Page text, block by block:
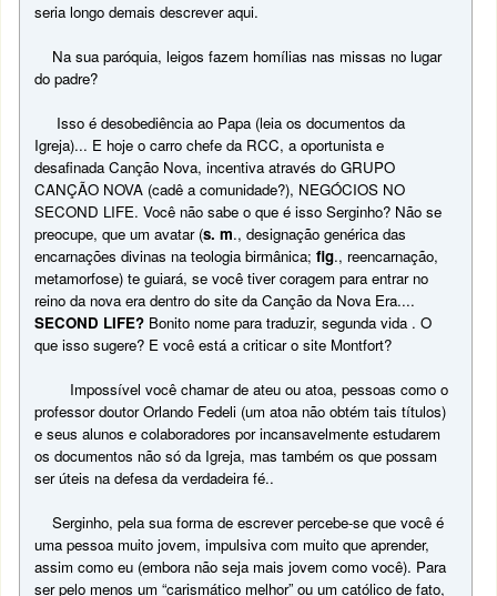
seria longo demais descrever aqui.
Na sua paróquia, leigos fazem homílias nas missas no lugar
do padre?
Isso é desobediência ao Papa (leia os documentos da
Igreja)... E hoje o carro chefe da RCC, a oportunista e
desafinada Canção Nova, incentiva através do GRUPO
CANÇÃO NOVA (cadê a comunidade?), NEGÓCIOS NO
SECOND LIFE. Você não sabe o que é isso Serginho? Não se
preocupe, que um avatar (s. m., designação genérica das
encarnações divinas na teologia birmânica;fig., reencarnação,
metamorfose) te guiará, se você tiver coragem para entrar no
reino da nova era dentro do site da Canção da Nova Era....
SECOND LIFE? Bonito nome para traduzir, segunda vida . O
que isso sugere? E você está a criticar o site Montfort?
Impossível você chamar de ateu ou atoa, pessoas como o
professor doutor Orlando Fedeli (um atoa não obtém tais títulos)
e seus alunos e colaboradores por incansavelmente estudarem
os documentos não só da Igreja, mas também os que possam
ser úteis na defesa da verdadeira fé..
Serginho, pela sua forma de escrever percebe-se que você é
uma pessoa muito jovem, impulsiva com muito que aprender,
assim como eu (embora não seja mais jovem como você). Para
ser pelo menos um “carismático melhor” ou um católico de fato,